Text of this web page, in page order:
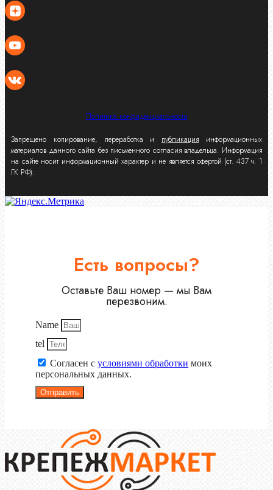
Политика конфиденциальности
Запрещено копирование, переработка и публикация информационных
материалов данного сайта без письменного согласия владельца. Информация
на сайте носит информационный характер и не является офертой (ст. 437 ч. 1
ГК РФ).
Есть вопросы?
Оставьте Ваш номер — мы Вам
перезвоним.
Name
tel
Согласен с условиями обработки моих
персональных данных.
Отправить